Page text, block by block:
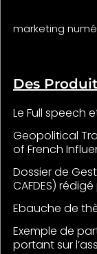
marketing
Des
Le Full speech
Geopolitical
of French
Dossier de
CAFDES)
Ebauche de
Exemple de
portant sur